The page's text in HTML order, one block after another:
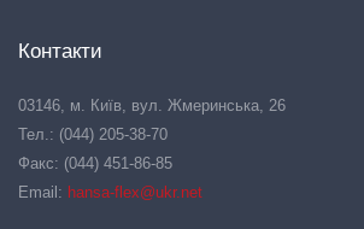
Контакти
03146, м. Київ, вул. Жмеринська, 26
Тел.: (044) 205-38-70
Факс: (044) 451-86-85
Email: hansa-flex@ukr.net